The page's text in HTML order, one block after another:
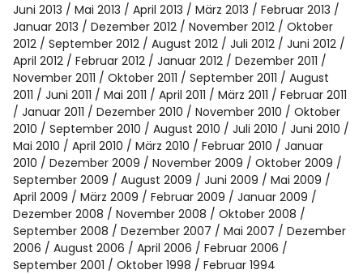
Juni 2013
Mai 2013 April 2013 März 2013
Februar 2013
Januar 2013
Dezember 2012 November 2012
Oktober
2012
September 2012 August 2012 Juli 2012
Juni 2012
April 2012
Februar 2012 Januar 2012
Dezember 2011
November 2011
Oktober 2011 September 2011
August
2011
Juni 2011 Mai 2011 April 2011 März 2011
Februar 2011
Januar 2011
Dezember 2010 November 2010
Oktober
2010
September 2010 August 2010 Juli 2010
Juni 2010
Mai 2010
April 2010 März 2010 Februar 2010
Januar
2010
Dezember 2009 November 2009
Oktober 2009
September 2009
August 2009 Juni 2009
Mai 2009
April 2009
März 2009 Februar 2009
Januar 2009
Dezember 2008
November 2008
Oktober 2008
September 2008
Dezember 2007 Mai 2007
Dezember
2006
August 2006 April 2006
Februar 2006
September 2001
Oktober 1998 Februar 1994